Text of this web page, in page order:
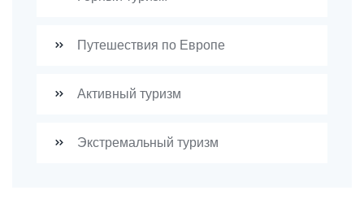
Путешествия по Европе
Активный туризм
Экстремальный туризм